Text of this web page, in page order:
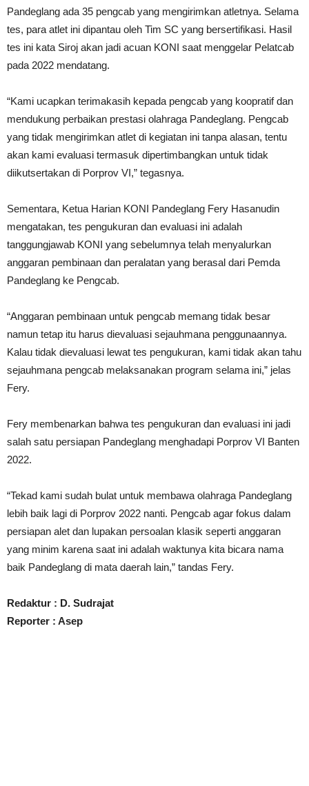
Pandeglang ada 35 pengcab yang mengirimkan atletnya. Selama
tes, para atlet ini dipantau oleh Tim SC yang bersertifikasi. Hasil
tes ini kata Siroj akan jadi acuan KONI saat menggelar Pelatcab
pada 2022 mendatang.
“Kami ucapkan terimakasih kepada pengcab yang koopratif dan
mendukung perbaikan prestasi olahraga Pandeglang. Pengcab
yang tidak mengirimkan atlet di kegiatan ini tanpa alasan, tentu
akan kami evaluasi termasuk dipertimbangkan untuk tidak
diikutsertakan di Porprov VI,” tegasnya.
Sementara, Ketua Harian KONI Pandeglang Fery Hasanudin
mengatakan, tes pengukuran dan evaluasi ini adalah
tanggungjawab KONI yang sebelumnya telah menyalurkan
anggaran pembinaan dan peralatan yang berasal dari Pemda
Pandeglang ke Pengcab.
“Anggaran pembinaan untuk pengcab memang tidak besar
namun tetap itu harus dievaluasi sejauhmana penggunaannya.
Kalau tidak dievaluasi lewat tes pengukuran, kami tidak akan tahu
sejauhmana pengcab melaksanakan program selama ini,” jelas
Fery.
Fery membenarkan bahwa tes pengukuran dan evaluasi ini jadi
salah satu persiapan Pandeglang menghadapi Porprov VI Banten
2022.
“Tekad kami sudah bulat untuk membawa olahraga Pandeglang
lebih baik lagi di Porprov 2022 nanti. Pengcab agar fokus dalam
persiapan alet dan lupakan persoalan klasik seperti anggaran
yang minim karena saat ini adalah waktunya kita bicara nama
baik Pandeglang di mata daerah lain,” tandas Fery.
Redaktur : D. Sudrajat
Reporter : Asep